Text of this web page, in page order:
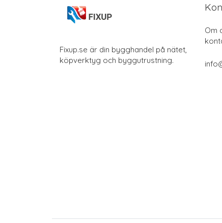
Fixup.se är din bygghandel på nätet,
köpverktyg och byggutrustning.
Om